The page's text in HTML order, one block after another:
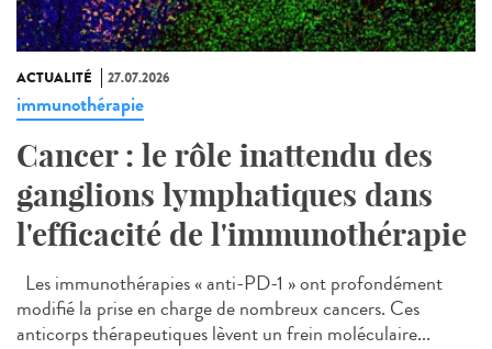
ACTUALITÉ 27.07.2026
immunothérapie
Cancer : le rôle inattendu des
ganglions lymphatiques dans
l'efficacité de l'immunothérapie
Les immunothérapies « anti-PD-1 » ont profondément
modifié la prise en charge de nombreux cancers. Ces
anticorps thérapeutiques lèvent un frein moléculaire...